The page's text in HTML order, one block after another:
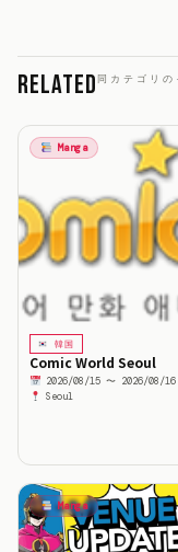
Related同カテゴリの
Manga
韓国
Comic World Seoul
2026/08/15 〜 2026/08/16
Seoul
Manga